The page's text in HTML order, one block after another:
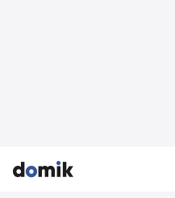


